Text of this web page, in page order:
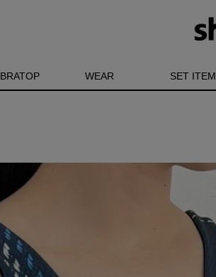
BRATOP WEAR SET ITEM